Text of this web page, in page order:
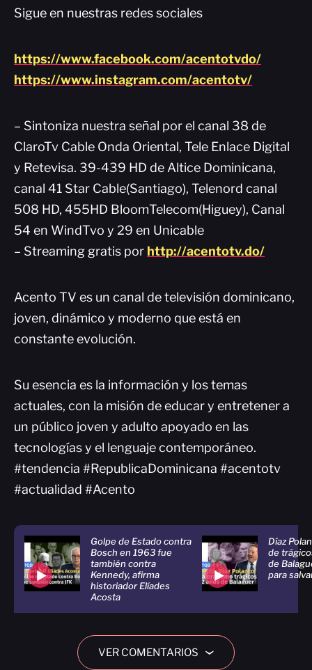
Sigue en nuestras redes sociales
https://www.facebook.com/acentotvdo/
https://www.instagram.com/acentotv/
– Sintoniza nuestra señal por el canal 38 de
ClaroTv Cable Onda Oriental, Tele Enlace Digital
y Retevisa. 39-439 HD de Altice Dominicana,
canal 41 Star Cable(Santiago), Telenord canal
508 HD, 455HD BloomTelecom(Higuey), Canal
54 en WindTvo y 29 en Unicable
– Streaming gratis por http://acentotv.do/
Acento TV es un canal de televisión dominicano,
joven, dinámico y moderno que está en
constante evolución.
Su esencia es la información y los temas
actuales, con la misión de educar y entretener a
un público joven y adulto apoyado en las
tecnologías y el lenguaje contemporáneo.
#tendencia #RepublicaDominicana #acentotv
#actualidad #Acento
Golpe de Estado contra
Bosch en 1963 fue
también contra
Kennedy, afirma
historiador Elíades
Acosta
Díaz
de
de
para
VER COMENTARIOS ›